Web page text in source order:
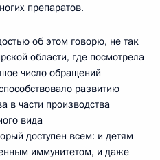
препаратов.
об этом говорю, не так
области, где посмотрела
число обращений
развитию
в части производства
вида
доступен всем: и детям
иммунитетом, и даже